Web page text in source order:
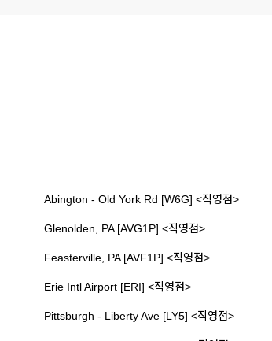
Abington - Old York Rd [W6G] <직영점>
Glenolden, PA [AVG1P] <직영점>
Feasterville, PA [AVF1P] <직영점>
Erie Intl Airport [ERI] <직영점>
Pittsburgh - Liberty Ave [LY5] <직영점>